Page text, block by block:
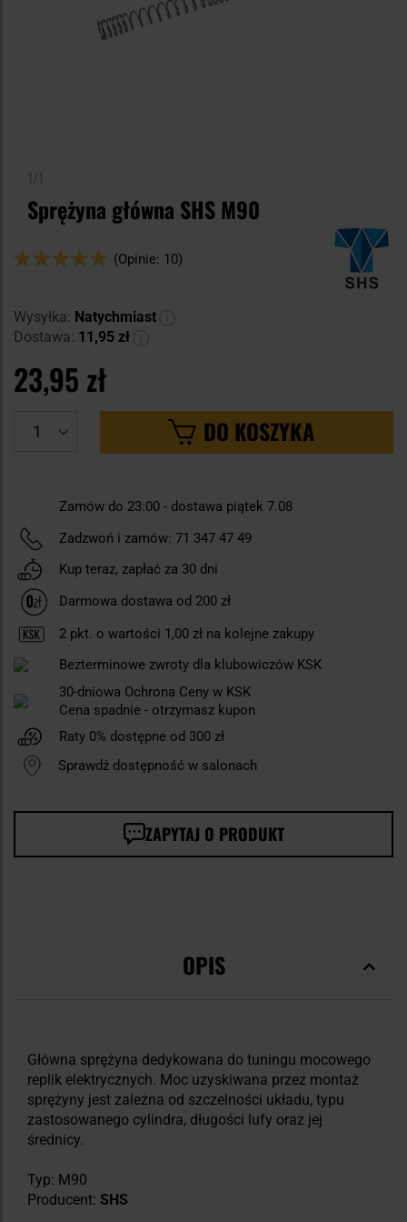
Sprężyna główna SHS M90
Ocena:
(Opinie: 10)
Wysyłka: Natychmiast
Dostawa: 11,95 zł
23,95 zł
DO KOSZYKA
Zamów do 23:00 - dostawa piątek 7.08
Zadzwoń i zamów: 71 347 47 49
Kup teraz, zapłać za 30 dni
Darmowa dostawa od 200 zł
2 pkt. o wartości 1,00 zł na kolejne zakupy
Bezterminowe zwroty dla klubowiczów KSK
30-dniowa Ochrona Ceny w KSK
Cena spadnie - otrzymasz kupon
Raty 0% dostępne od 300 zł
Sprawdź dostępność w salonach
ZAPYTAJ O PRODUKT
OPIS
Główna sprężyna dedykowana do tuningu mocowego
replik elektrycznych. Moc uzyskiwana przez montaż
sprężyny jest zależna od szczelności układu, typu
zastosowanego cylindra, długości lufy oraz jej
średnicy.
Typ: M90
Producent: SHS